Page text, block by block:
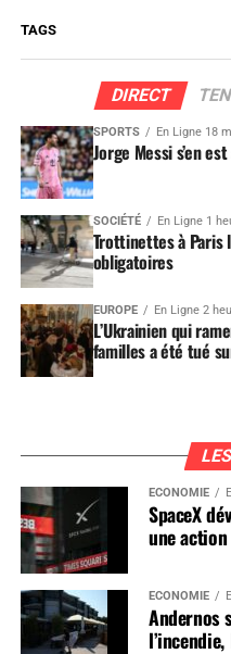
TAGS
DIRECT
SPORTS En Ligne 18
Jorge Messi s’en
SOCIÉTÉ En Ligne 1
Trottinettes à Paris
obligatoires
EUROPE En Ligne 2
L’Ukrainien qui
familles a été tué
ÉCONOMIE
SpaceX
une
ÉCONOMIE
Andernos